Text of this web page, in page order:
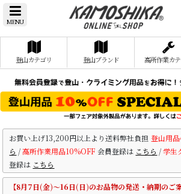
MENU
登山カテゴリ 登山ブランド 高所作業カ
お買い上げ13,200円以上より送料弊社負担 登山用
ら /高所作業用品10%OFF 会員登録は こちら /学生
登録は こちら
【8月7日(金)～16日(日)のお品物の発送・納期のご